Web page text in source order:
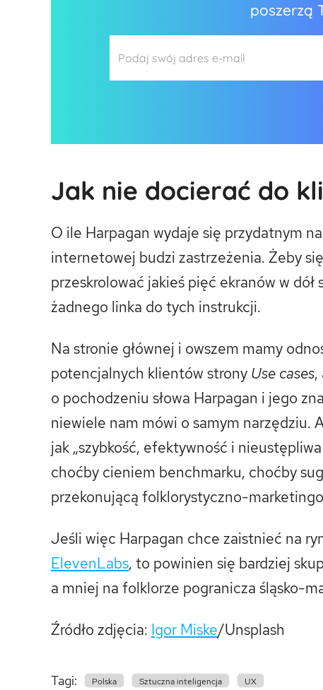
poszerzą
Jak nie docierać do
O ile Harpagan wydaje się przydatnym
internetowej budzi zastrzeżenia. Żeby
przeskrolować jakieś pięć ekranów w
żadnego linka do tych instrukcji.
Na stronie głównej i owszem mamy
potencjalnych klientów strony Use cases,
o pochodzeniu słowa Harpagan i jego
niewiele nam mówi o samym narzędziu.
jak „szybkość, efektywność i
choćby cieniem benchmarku, choćby
przekonującą folklorystyczno-
Jeśli więc Harpagan chce zaistnieć na
ElevenLabs, to powinien się bardziej
a mniej na folklorze pogranicza śląsko-
Źródło zdjęcia: Igor Miske/Unsplash
Tagi: Polska Sztuczna inteligencja UX